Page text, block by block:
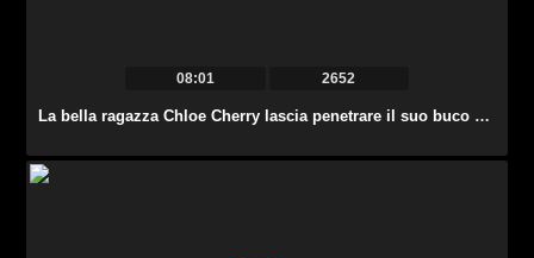
08:01 2652
La bella ragazza Chloe Cherry lascia penetrare il suo buco del culo ancora stretto.